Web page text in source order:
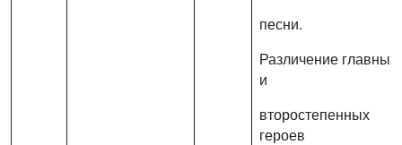
песни.
Различение главных
и
второстепенных
героев